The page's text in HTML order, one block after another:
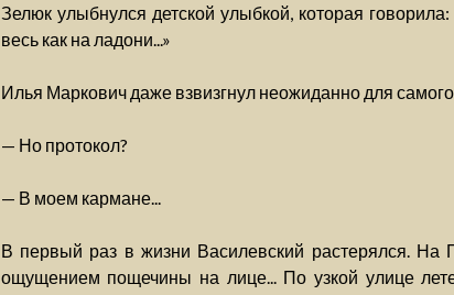
Зелюк улыбнулся детской улыбкой, которая
весь как на ладони...»
Илья Маркович даже взвизгнул неожиданно для
— Но протокол?
— В моем кармане...
В первый раз в жизни Василевский растерялся.
ощущением пощечины на лице... По узкой улице